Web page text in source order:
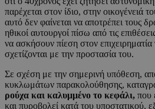
παρέχεται στον ίδιο, στην οικογένειά
αυτό δεν φαίνεται να αποτρέπει τους
ηθικοί αυτουργοί πίσω από τις
να ασκήσουν πίεση στον
σχετίζονται με την προστασία του.
Σε σχέση με την σημερινή υπόθεση,
κυκλωμάτων παρακολούθησης,
ρούχα και καλυμμένο το κεφάλι, που
και πυροβολεί κατά του υποστατικού,